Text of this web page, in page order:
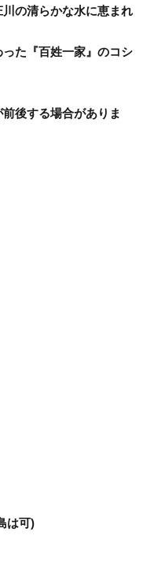
の清らかな水に恵まれ
た『百姓一家』のコシ
後する場合がありま
は可)